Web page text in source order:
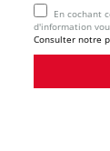
En cochant
d'information
Consulter notre